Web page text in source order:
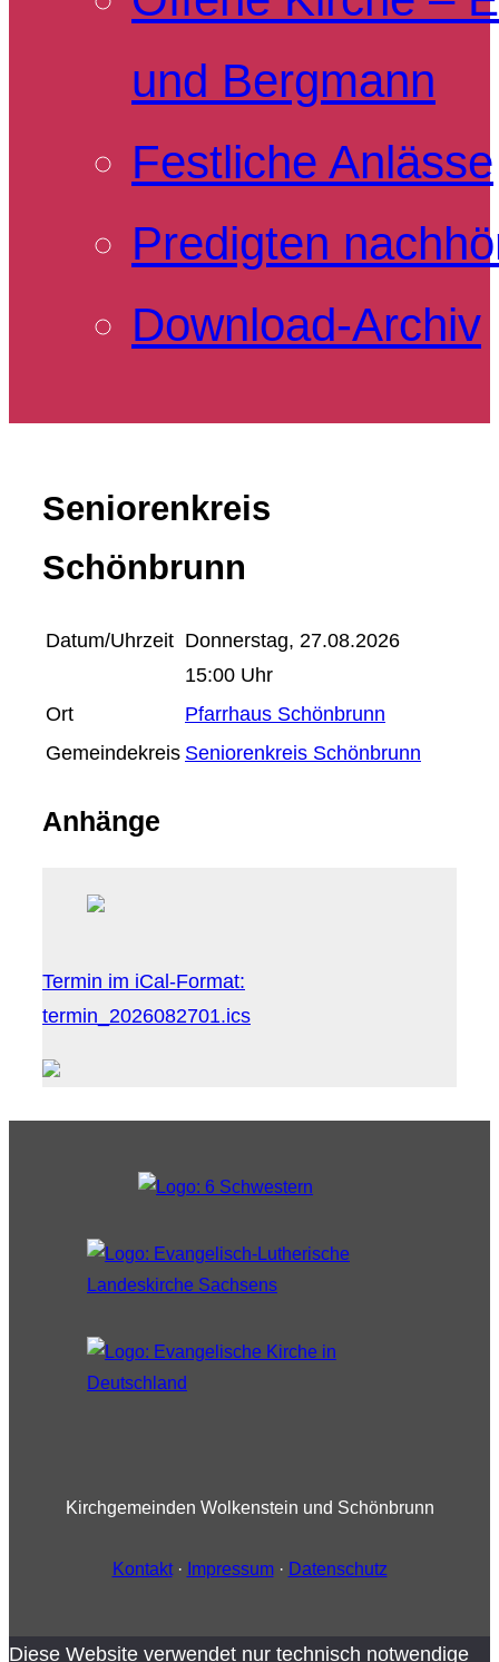
und Bergmann
Festliche Anlässe
Predigten
Download-Archiv
Seniorenkreis
Schönbrunn
Datum/Uhrzeit Donnerstag, 27.08.2026
15:00 Uhr
Ort
Pfarrhaus Schönbrunn
Gemeindekreis Seniorenkreis Schönbrunn
Anhänge
Termin im iCal-Format:
termin_2026082701.ics
Kirchgemeinden Wolkenstein und Schönbrunn
Kontakt· Impressum· Datenschutz
Diese Website verwendet nur technisch notwendige